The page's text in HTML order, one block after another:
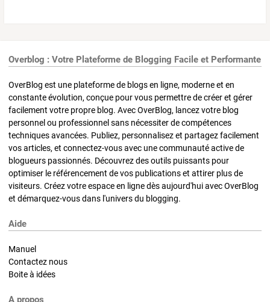
Overblog : Votre Plateforme de Blogging Facile et Performante
OverBlog est une plateforme de blogs en ligne, moderne et en
constante évolution, conçue pour vous permettre de créer et gérer
facilement votre propre blog. Avec OverBlog, lancez votre blog
personnel ou professionnel sans nécessiter de compétences
techniques avancées. Publiez, personnalisez et partagez facilement
vos articles, et connectez-vous avec une communauté active de
blogueurs passionnés. Découvrez des outils puissants pour
optimiser le référencement de vos publications et attirer plus de
visiteurs. Créez votre espace en ligne dès aujourd'hui avec OverBlog
et démarquez-vous dans l'univers du blogging.
Aide
Manuel
Contactez nous
Boite à idées
A propos